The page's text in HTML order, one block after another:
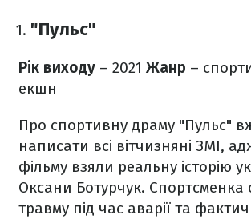
"Пульс"
Рік виходу – 2021 Жанр –
екшн
Про спортивну драму "Пульс"
написати всі вітчизняні ЗМІ,
фільму взяли реальну історію
Оксани Ботурчук. Спортсменка
травму під час аварії та